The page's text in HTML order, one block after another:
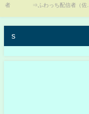
者 ⇒ふわっち配信者（佐...
s